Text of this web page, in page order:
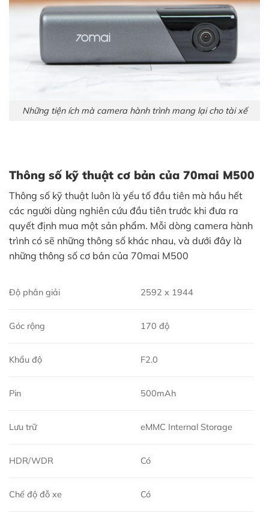
Những tiện ích mà camera hành trình mang lại cho tài xế
Thông số kỹ thuật cơ bản của 70mai M500
Thông số kỹ thuật luôn là yếu tố đầu tiên mà hầu hết
các người dùng nghiên cứu đầu tiên trước khi đưa ra
quyết định mua một sản phẩm. Mỗi dòng camera hành
trình có sẽ những thông số khác nhau, và dưới đây là
những thông số cơ bản của 70mai M500
Độ phân giải 2592 x 1944
Góc rộng 170 độ
Khẩu độ F2.0
Pin 500mAh
Lưu trữ eMMC Internal Storage
HDR/WDR Có
Chế độ đỗ xe Có